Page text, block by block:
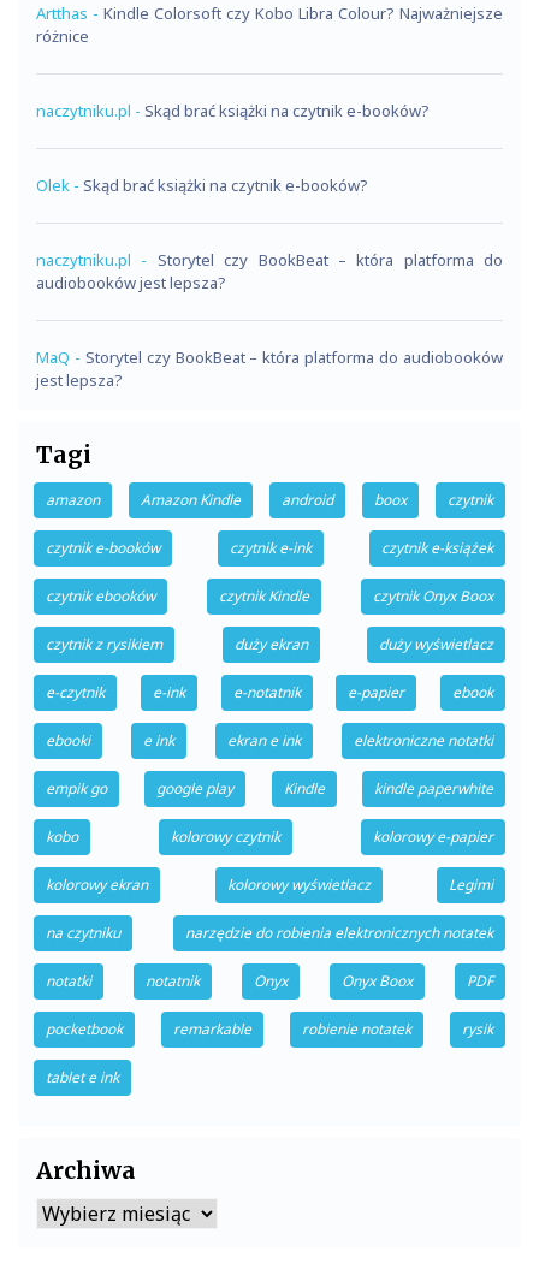
Artthas - Kindle Colorsoft czy Kobo Libra Colour? Najważniejsze
różnice
naczytniku.pl - Skąd brać książki na czytnik e-booków?
Olek - Skąd brać książki na czytnik e-booków?
naczytniku.pl - Storytel czy BookBeat – która platforma do
audiobooków jest lepsza?
MaQ - Storytel czy BookBeat – która platforma do audiobooków
jest lepsza?
Tagi
amazon Amazon Kindle android boox czytnik
czytnik e-booków czytnik e-ink czytnik e-książek
czytnik ebooków czytnik Kindle czytnik Onyx Boox
czytnik z rysikiem duży ekran duży wyświetlacz
e-czytnik e-ink e-notatnik e-papier ebook
ebooki e ink ekran e ink elektroniczne notatki
empik go google play Kindle kindle paperwhite
kobo kolorowy czytnik kolorowy e-papier
kolorowy ekran kolorowy wyświetlacz Legimi
na czytniku narzędzie do robienia elektronicznych notatek
notatki notatnik Onyx Onyx Boox PDF
pocketbook remarkable robienie notatek rysik
tablet e ink
Archiwa
Archiwa